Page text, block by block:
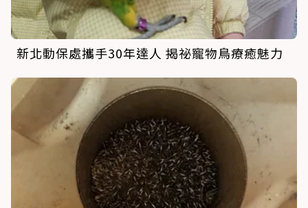
新北動保處攜手30年達人 揭祕寵物鳥療癒魅力